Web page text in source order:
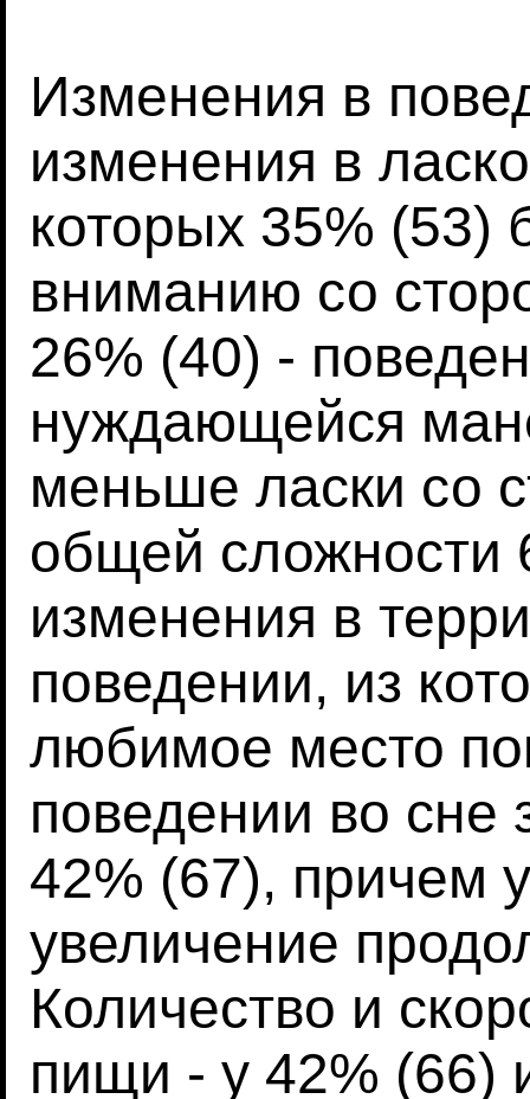
Изменения в
изменения в
которых 35% (53)
вниманию со
26% (40) -
нуждающейся
меньше ласки со
общей сложности
изменения в
поведении, из
любимое место
поведении во сне
42% (67), причем
увеличение
Количество и
пищи - у 42% (66)